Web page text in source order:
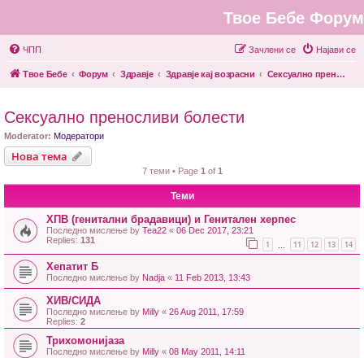
Твое Бебе Форум
ЧПП Најави се
Зачлени се
Твое Бебе Форум Здравје Здравје кај возрасни Сексуално преносливи болести
Сексуално преносливи болести
Moderator: Модератори
Нова тема
7 теми • Page 1 of 1
Теми
ХПВ (генитални брадавици) и Генитален херпес
Последно мислење by Теа22 « 06 Dec 2017, 23:21
Replies: 131 1 11 12 13 14
Хепатит Б
Последно мислење by Nadja « 11 Feb 2013, 13:43
ХИВ/СИДА
Последно мислење by Milly « 26 Aug 2011, 17:59
Replies: 2
Трихомонијаза
Последно мислење by Milly « 08 May 2011, 14:11